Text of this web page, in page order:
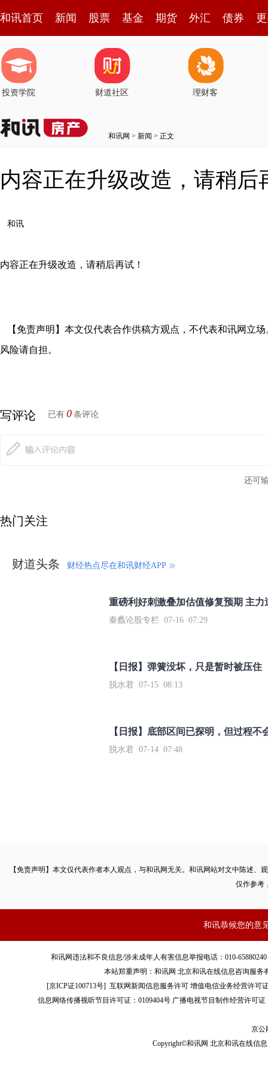
和讯首页 新闻 股票 基金 期货 外汇 债券
投资学院 财道社区 理财客
和讯网 > 新闻 > 正文
内容正在升级改造，请稍后
和讯
内容正在升级改造，请稍后再试！
【免责声明】本文仅代表合作供稿方观点，不代表和讯网立
风险请自担。
写评论 已有 0 条评论
还可
热门关注
财道头条 财经热点尽在和讯财经APP
秦蠡论股专栏 07-16 07:29
【日报】弹簧没坏，只是暂时被压住
脱水君 07-15 08:13
【日报】底部区间已探明，但过程不
脱水君 07-14 07:48
【免责声明】本文仅代表作者本人观点，与和讯网无关。和讯网站对文中陈述
仅作参考
和讯恭候您的意
和讯网违法和不良信息/涉未成年人有害信息举报电话：010-
本站郑重声明：和讯网 北京和讯在线信息咨询服
[京ICP证100713号]互联网新闻信息服务许可 增值电信业务经营许可
信息网络传播视听节目许可证：0109404号 广播电视节目制作经营许可证
京公
Copyright©和讯网 北京和讯在线信